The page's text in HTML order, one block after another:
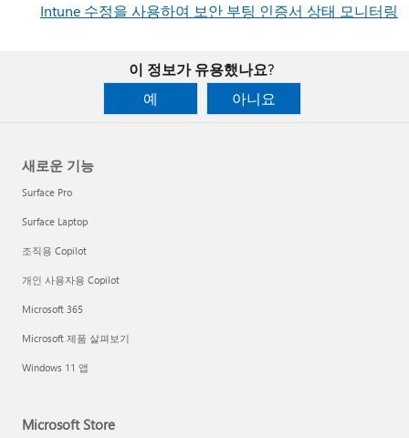
Intune 수정을 사용하여 보안 부팅 인증서 상태 모니터링
이 정보가 유용했나요?
예
아니요
새로운 기능
Surface Pro
Surface Laptop
조직용 Copilot
개인 사용자용 Copilot
Microsoft 365
Microsoft 제품 살펴보기
Windows 11 앱
Microsoft Store